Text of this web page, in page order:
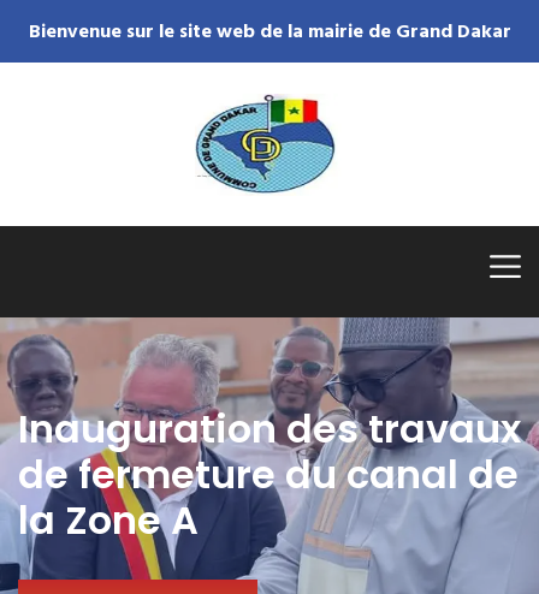
Bienvenue sur le site web de la mairie de Grand Dakar
Inauguration des travaux
de fermeture du canal de
la Zone A